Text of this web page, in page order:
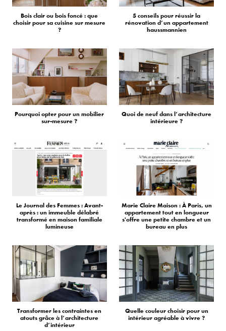
Bois clair ou bois foncé : que
choisir pour sa cuisine sur mesure
?
5 conseils pour réussir la
rénovation d’un appartement
haussmannien
Pourquoi opter pour un mobilier
sur-mesure ?
Quoi de neuf dans l’architecture
intérieure ?
Le Journal des Femmes : Avant-
après : un immeuble délabré
transformé en maison familiale
lumineuse
Marie Claire Maison : À Paris, un
appartement tout en longueur
s'offre une petite chambre et un
bureau en plus
Transformer les contraintes en
atouts grâce à l’architecture
d’intérieur
Quelle couleur choisir pour un
intérieur agréable à vivre ?